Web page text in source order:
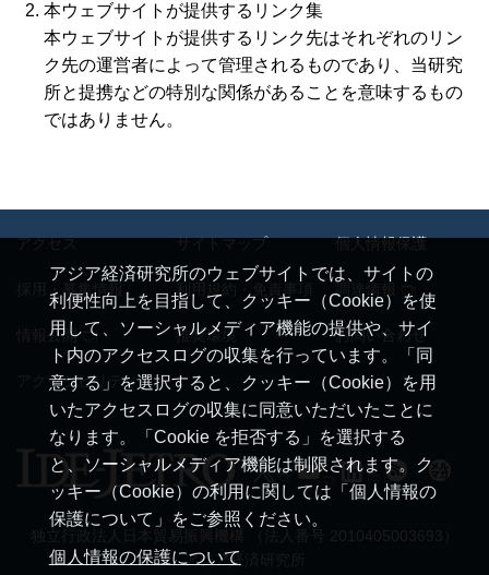
本ウェブサイトが提供するリンク集
本ウェブサイトが提供するリンク先はそれぞれのリン
ク先の運営者によって管理されるものであり、当研究
所と提携などの特別な関係があることを意味するもの
ではありません。
アジア経済研究所のウェブサイトでは、サイトの
利便性向上を目指して、クッキー（Cookie）を使
用して、ソーシャルメディア機能の提供や、サイ
ト内のアクセスログの収集を行っています。「同
意する」を選択すると、クッキー（Cookie）を用
いたアクセスログの収集に同意いただいたことに
なります。「Cookie を拒否する」を選択する
と、ソーシャルメディア機能は制限されます。ク
ッキー（Cookie）の利用に関しては「個人情報の
保護について」をご参照ください。
個人情報の保護について
アクセス サイトマップ 個人情報保護
採用・募集情報 利用規約・免責事項
情報公開 推奨環境 お問い合わせ
アクセシビリティ
アジア経済研究所